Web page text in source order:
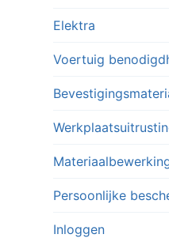
Elektra
Voertuig
Persoonlijke
Inloggen